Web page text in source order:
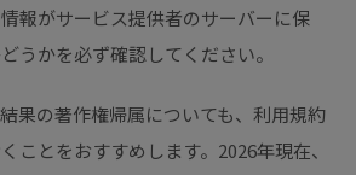
報がサービス提供者のサーバーに保
うかを必ず確認してください。
果の著作権帰属についても、利用規約
ことをおすすめします。2026年現在、